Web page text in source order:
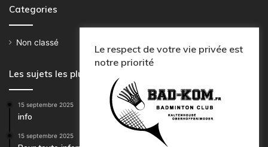
Categories
Non classé
Les sujets les plus en vue
15 septembre 2025
info
15 septembre 2025
Le respect de votre vie privée est
notre priorité